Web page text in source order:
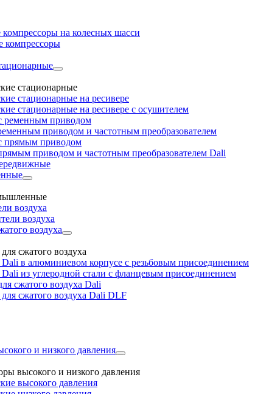
на колесных шасси
компрессоры
стационарные
стационарные на ресивере
стационарные на ресивере с осушителем
ременным приводом
приводом и частотным преобразователем
прямым приводом
приводом и частотным преобразователем Dali
воздуха
воздуха
воздуха
сжатого воздуха
в алюминиевом корпусе с резьбовым присоединением
из углеродной стали с фланцевым присоединением
сжатого воздуха Dali
сжатого воздуха Dali DLF
и низкого давления
высокого и низкого давления
высокого давления